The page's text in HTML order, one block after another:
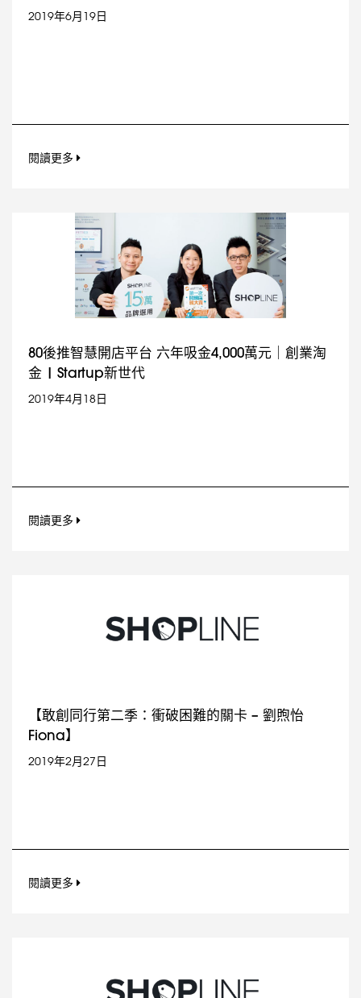
2019年6月19日
閱讀更多
80後推智慧開店平台 六年吸金4,000萬元｜創業淘
金 | Startup新世代
2019年4月18日
閱讀更多
【敢創同行第二季：衝破困難的關卡 – 劉煦怡
Fiona】
2019年2月27日
閱讀更多